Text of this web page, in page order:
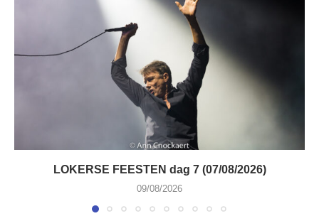
LOKERSE FEESTEN dag 7 (07/08/2026)
09/08/2026